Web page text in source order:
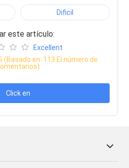
Dificil
este artículo:
Excellent
(Basado en: 113 El número de
Click en